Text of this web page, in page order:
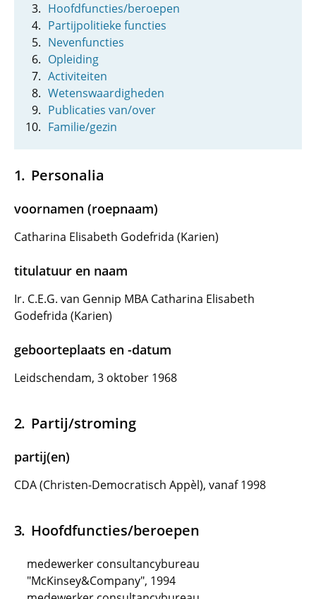
Hoofdfuncties/beroepen
Partijpolitieke functies
Nevenfuncties
Opleiding
Activiteiten
Wetenswaardigheden
Publicaties van/over
Familie/gezin
Personalia
voornamen (roepnaam)
Catharina Elisabeth Godefrida (Karien)
titulatuur en naam
Ir. C.E.G. van Gennip MBA Catharina Elisabeth
Godefrida (Karien)
geboorteplaats en -datum
Leidschendam, 3 oktober 1968
Partij/stroming
partij(en)
CDA (Christen-Democratisch Appèl), vanaf 1998
Hoofdfuncties/beroepen
medewerker consultancybureau
"McKinsey&Company", 1994